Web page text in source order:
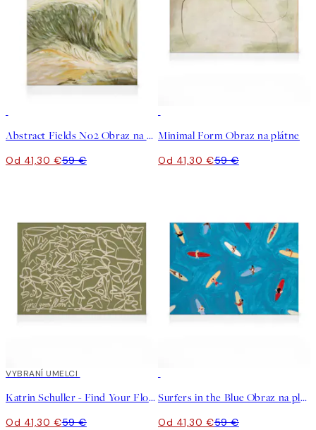
Abstract Fields No2 Obraz na plátne
Od 41,30 €59 €
Minimal Form Obraz na plátne
Od 41,30 €59 €
30%*
VYBRANÍ UMELCI
Katrin Schuller - Find Your Flow Obraz na plátne
Od 41,30 €59 €
Surfers in the Blue Obraz na plátne
Od 41,30 €59 €